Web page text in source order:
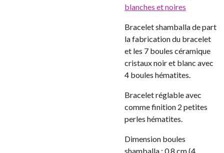
blanches et noires
Bracelet shamballa de part
la fabrication du bracelet
et les 7 boules céramique
cristaux noir et blanc avec
4 boules hématites.
Bracelet réglable avec
comme finition 2 petites
perles hématites.
Dimension boules
shamballa : 0,8 cm (4